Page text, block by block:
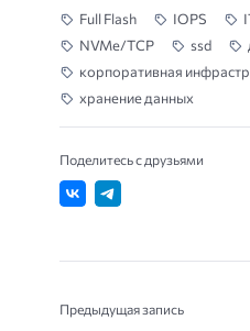
Full Flash IOPS
NVMe/TCP
ssd
корпоративная
хранение данных
Поделитесь с друзьями
Предыдущая запись